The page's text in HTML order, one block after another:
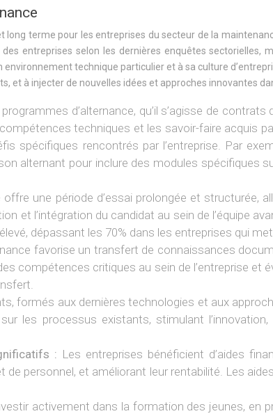
long terme pour les entreprises du secteur de la
entreprises selon les dernières enquêtes
technique particulier et à sa culture
à injecter de nouvelles idées et approches innovantes
d’alternance, qu’il s’agisse de
techniques et les savoir-faire acquis
spécifiques rencontrés par l’entreprise. Par
alternant pour inclure des modules spécifiques
offre une période d’essai prolongée et structurée,
et l’intégration du candidat au sein de l’équipe
dépassant les 70% dans les entreprises qui
favorise un transfert de connaissances
compétences critiques au sein de l’entreprise
formés aux dernières technologies et aux
les processus existants, stimulant
: Les entreprises bénéficient d’aides
personnel, et améliorant leur rentabilité. Les
activement dans la formation des jeunes, en